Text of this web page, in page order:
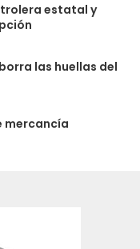
estatal y
las huellas del
mercancía